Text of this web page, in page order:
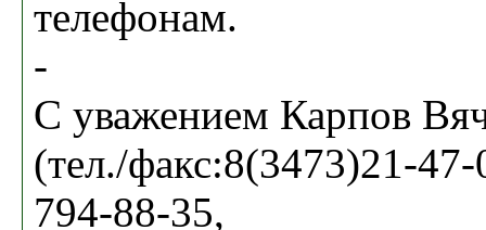
телефонам.
-
С уважением Карпов
(тел./факс:8(3473)21-
794-88-35,